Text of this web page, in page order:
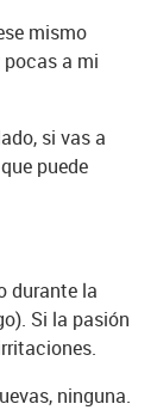
mismo
a mi
si vas a
puede
durante la
Si la pasión
ninguna.